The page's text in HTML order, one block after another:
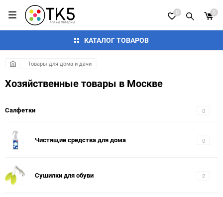
КАТАЛОГ ТОВАРОВ
0 0
Товары для дома и дачи
Хозяйственные товары в Москве
0
Салфетки
0
Чистящие средства для дома
2
Сушилки для обуви